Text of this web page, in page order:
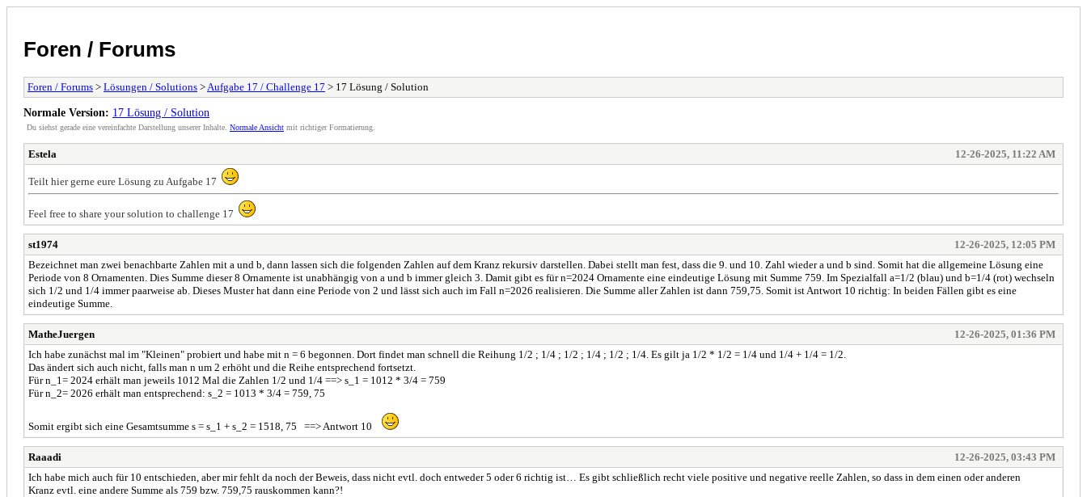
Foren / Forums
Foren / Forums > Lösungen / Solutions > Aufgabe 17 / Challenge 17 > 17 Lösung / Solution
Normale Version: 17 Lösung / Solution
Du siehst gerade eine vereinfachte Darstellung unserer Inhalte. Normale Ansicht mit richtiger Formatierung.
Estela 12-26-2025, 11:22 AM
Teilt hier gerne eure Lösung zu Aufgabe 17
Feel free to share your solution to challenge 17
st1974
12-26-2025, 12:05 PM
Bezeichnet man zwei benachbarte Zahlen mit a und b, dann lassen sich die folgenden Zahlen auf dem Kranz rekursiv darstellen. Dabei stellt man fest, dass die 9. und 10. Zahl wieder a und b sind. Somit hat die allgemeine Lösung eine
Periode von 8 Ornamenten. Dies Summe dieser 8 Ornamente ist unabhängig von a und b immer gleich 3. Damit gibt es für n=2024 Ornamente eine eindeutige Lösung mit Summe 759. Im Spezialfall a=1/2 (blau) und b=1/4 (rot) wechseln
sich 1/2 und 1/4 immer paarweise ab. Dieses Muster hat dann eine Periode von 2 und lässt sich auch im Fall n=2026 realisieren. Die Summe aller Zahlen ist dann 759,75. Somit ist Antwort 10 richtig: In beiden Fällen gibt es eine
eindeutige Summe.
MatheJuergen
12-26-2025, 01:36 PM
Ich habe zunächst mal im "Kleinen" probiert und habe mit n = 6 begonnen. Dort findet man schnell die Reihung 1/2 ; 1/4 ; 1/2 ; 1/4 ; 1/2 ; 1/4. Es gilt ja 1/2 * 1/2 = 1/4 und 1/4 + 1/4 = 1/2.
Das ändert sich auch nicht, falls man n um 2 erhöht und die Reihe entsprechend fortsetzt.
Für n_1= 2024 erhält man jeweils 1012 Mal die Zahlen 1/2 und 1/4 ==> s_1 = 1012 * 3/4 = 759
Für n_2= 2026 erhält man entsprechend: s_2 = 1013 * 3/4 = 759, 75
Somit ergibt sich eine Gesamtsumme s = s_1 + s_2 = 1518, 75 ==> Antwort 10
Raaadi
12-26-2025, 03:43 PM
Ich habe mich auch für 10 entschieden, aber mir fehlt da noch der Beweis, dass nicht evtl. doch entweder 5 oder 6 richtig ist… Es gibt schließlich recht viele positive und negative reelle Zahlen, so dass in dem einen oder anderen
Kranz evtl. eine andere Summe als 759 bzw. 759,75 rauskommen kann?!